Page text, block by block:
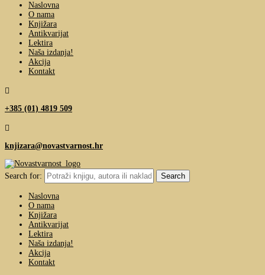
Naslovna
O nama
Knjižara
Antikvarijat
Lektira
Naša izdanja!
Akcija
Kontakt

+385 (01) 4819 509

knjizara@novastvarnost.hr
Search for:
Naslovna
O nama
Knjižara
Antikvarijat
Lektira
Naša izdanja!
Akcija
Kontakt